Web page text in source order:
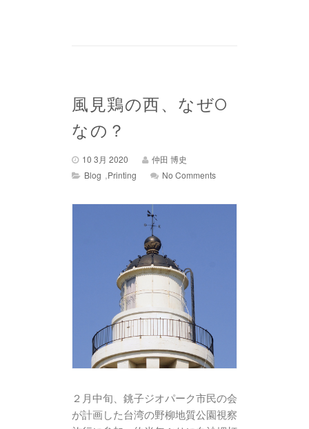
風見鶏の西、なぜO
なの？
10 3月 2020
仲田 博史
Blog ,Printing No Comments
２月中旬、銚子ジオパーク市民の会
が計画した台湾の野柳地質公園視察